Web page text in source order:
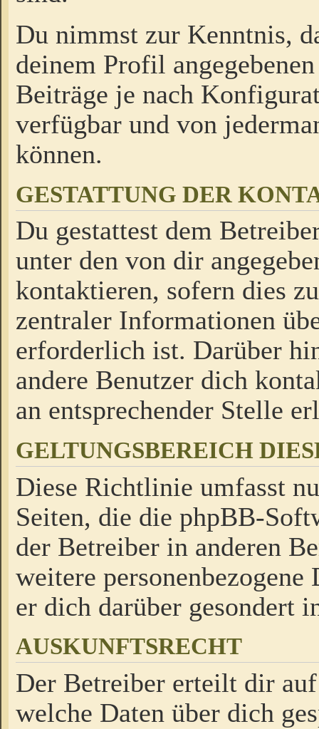
Du nimmst zur Kenntnis,
deinem Profil
Beiträge je nach
verfügbar und von
können.
GESTATTUNG DER
Du gestattest dem
unter den von dir
kontaktieren, sofern dies
zentraler Informationen
erforderlich ist. Darüber
andere Benutzer dich
an entsprechender Stelle
GELTUNGSBEREICH
Diese Richtlinie umfasst
Seiten, die die phpBB-
der Betreiber in anderen
weitere
er dich darüber gesondert
AUSKUNFTSRECHT
Der Betreiber erteilt dir
welche Daten über dich